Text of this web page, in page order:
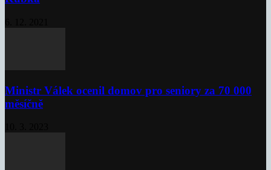
Ministr Válek ocenil domov pro seniory za 70 000
měsíčně